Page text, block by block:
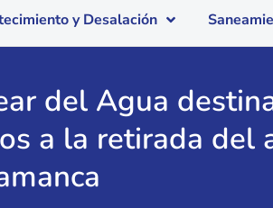
y Desalación
del Agua
a la retirada del